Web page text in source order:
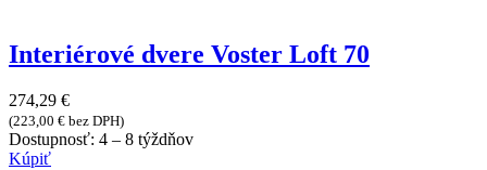
Interiérové dvere Voster Loft 70
274,29 €
(223,00 € bez DPH)
Dostupnosť: 4 – 8 týždňov
Kúpiť